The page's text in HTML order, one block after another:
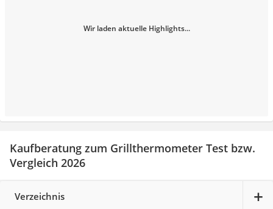
Wir laden aktuelle Highlights...
Kaufberatung zum Grillthermometer Test bzw.
Vergleich 2026
Verzeichnis